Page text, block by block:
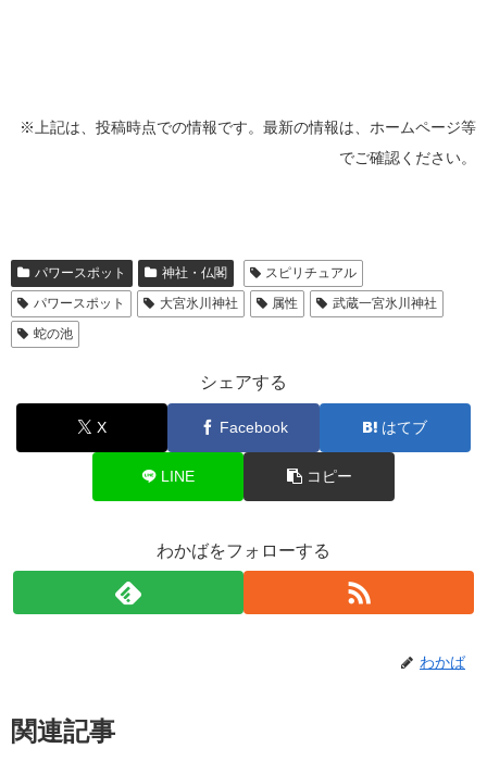
※上記は、投稿時点での情報です。最新の情報は、ホームページ等
でご確認ください。
パワースポット 神社・仏閣
スピリチュアル
パワースポット
大宮氷川神社 属性
武蔵一宮氷川神社
蛇の池
シェアする
X Facebook はてブ
LINE コピー
わかばをフォローする
わかば
関連記事